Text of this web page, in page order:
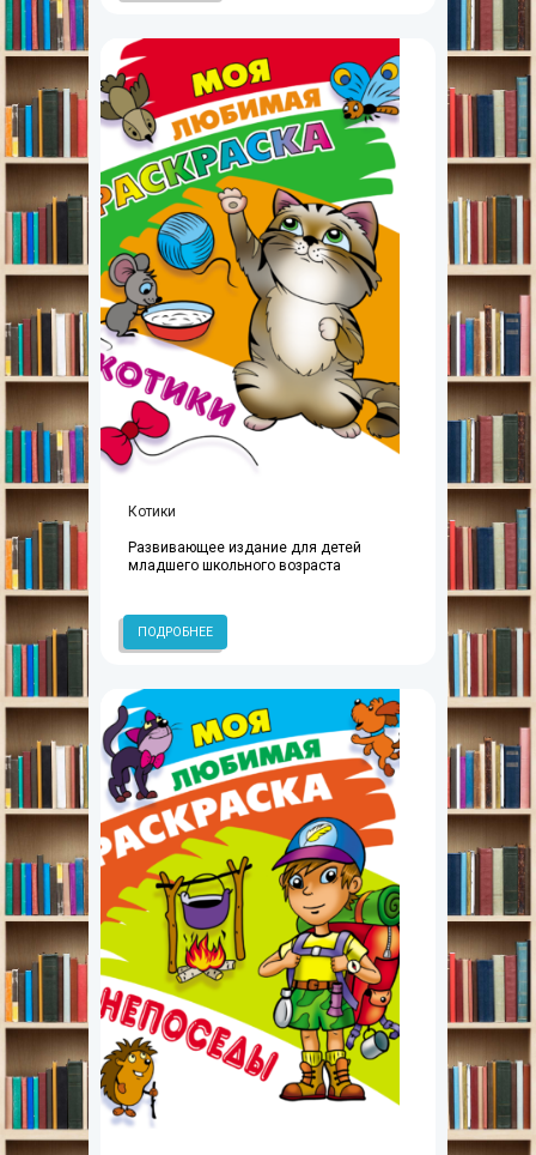
Котики
Развивающее издание для детей
младшего школьного возраста
ПОДРОБНЕЕ